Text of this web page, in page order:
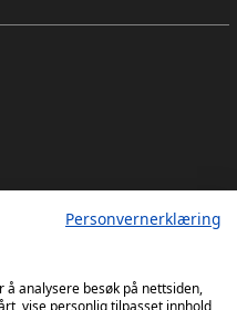
Personvernerklæring
å analysere besøk på nettsiden,
vise personlig tilpasset innhold